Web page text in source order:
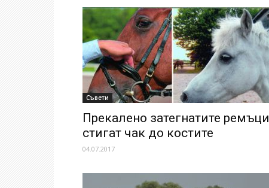
Съвети
Прекалено затегнатите ремъци
стигат чак до костите
04.07.2017